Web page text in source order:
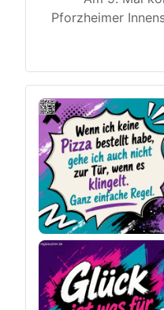
Pforzheimer